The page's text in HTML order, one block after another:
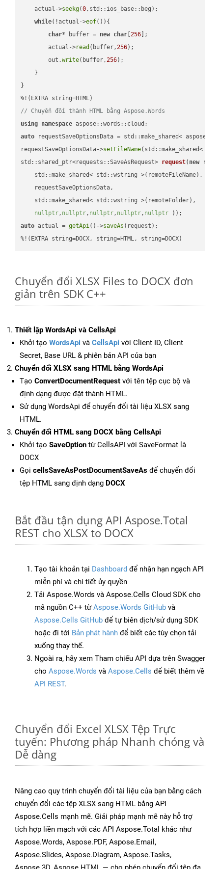
    actual->
seekg(0,std::ios_base::beg);
while(!actual->eof()){
char* buffer = new char [256 ];
        actual->
read (buffer,256);
        out.
write(buffer,256);
    }
}
// Chuyển đổi thành HTML bằng Aspose.Words
using namespace
auto requestSaveOptionsData = std::make_shared<
requestSaveOptionsData->setFileName(std::make_shared<
std::shared_ptr<requests::SaveAsRequest> request( new
    std::make_shared< std::wstring >(remoteFileName),
    requestSaveOptionsData,
    std::make_shared< std::wstring >(remoteFolder),
nullptr, nullptr, nullptr, nullptr, nullptr ))
auto actual = getApi()->saveAs (request);
%!(EXTRA string=DOCX, string=HTML, string=DOCX)
Chuyển đổi XLSX Files to DOCX đơn
giản trên SDK C++
Thiết lập WordsApi và CellsApi
Khởi tạo WordsApi và CellsApi với Client ID, Client
Secret, Base URL & phiên bản API của bạn
Chuyển đổi XLSX sang HTML bằng WordsApi
Tạo ConvertDocumentRequest với tên tệp cục bộ và
định dạng được đặt thành HTML.
Sử dụng WordsApi để chuyển đổi tài liệu XLSX sang
HTML.
Chuyển đổi HTML sang DOCX bằng CellsApi
Khởi tạo SaveOption từ CellsAPI với SaveFormat là
DOCX
Gọi cellsSaveAsPostDocumentSaveAs để chuyển đổi
tệp HTML sang định dạng DOCX
Bắt đầu tận dụng API Aspose.Total
REST cho XLSX to DOCX
Tạo tài khoản tại Dashboard để nhận hạn ngạch API
miễn phí và chi tiết ủy quyền
Tải Aspose.Words và Aspose.Cells Cloud SDK cho
mã nguồn C++ từAspose.Words GitHub và
Aspose.Cells GitHub để tự biên dịch/sử dụng SDK
hoặc đi tới Bản phát hành để biết các tùy chọn tải
xuống thay thế.
Ngoài ra, hãy xem Tham chiếu API dựa trên Swagger
cho Aspose.Words và Aspose.Cells để biết thêm về
API REST.
Chuyển đổi Excel XLSX Tệp Trực
tuyến: Phương pháp Nhanh chóng và
Dễ dàng
Nâng cao quy trình chuyển đổi tài liệu của bạn bằng cách
chuyển đổi các tệp XLSX sang HTML bằng API
Aspose.Cells mạnh mẽ. Giải pháp mạnh mẽ này hỗ trợ
tích hợp liền mạch với các API Aspose.Total khác như
Aspose.Words, Aspose.PDF, Aspose.Email,
Aspose.Slides, Aspose.Diagram, Aspose.Tasks,